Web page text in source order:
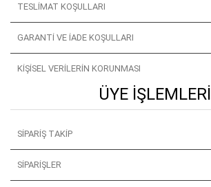
TESLIMAT KOŞULLARI
GARANTI VE İADE KOŞULLARI
KIŞISEL VERILERIN KORUNMASI
ÜYE İŞLEMLERI
SIPARIŞ TAKIP
SIPARIŞLER